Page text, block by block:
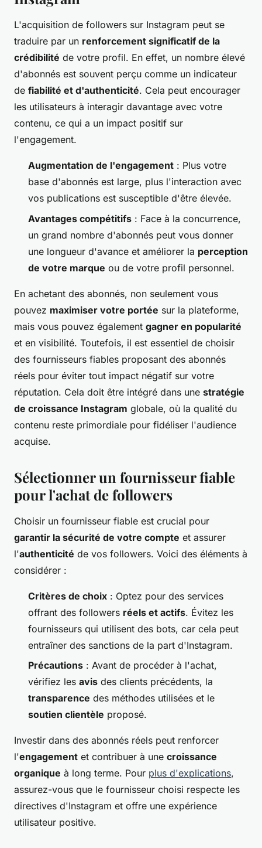
L'acquisition de followers sur Instagram peut se
traduire par un renforcement significatif de la
crédibilité de votre profil. En effet, un nombre élevé
d'abonnés est souvent perçu comme un indicateur
de fiabilité et d'authenticité. Cela peut encourager
les utilisateurs à interagir davantage avec votre
contenu, ce qui a un impact positif sur
l'engagement.
Augmentation de l'engagement : Plus votre
base d'abonnés est large, plus l'interaction avec
vos publications est susceptible d'être élevée.
Avantages compétitifs : Face à la concurrence,
un grand nombre d'abonnés peut vous donner
une longueur d'avance et améliorer la perception
de votre marque ou de votre profil personnel.
En achetant des abonnés, non seulement vous
pouvez maximiser votre portée sur la plateforme,
mais vous pouvez également gagner en popularité
et en visibilité. Toutefois, il est essentiel de choisir
des fournisseurs fiables proposant des abonnés
réels pour éviter tout impact négatif sur votre
réputation. Cela doit être intégré dans une stratégie
de croissance Instagram globale, où la qualité du
contenu reste primordiale pour fidéliser l'audience
acquise.
Sélectionner un fournisseur fiable
pour l'achat de followers
Choisir un fournisseur fiable est crucial pour
garantir la sécurité de votre compte et assurer
l'authenticité de vos followers. Voici des éléments à
considérer :
Critères de choix : Optez pour des services
offrant des followers réels et actifs. Évitez les
fournisseurs qui utilisent des bots, car cela peut
entraîner des sanctions de la part d'Instagram.
Précautions : Avant de procéder à l'achat,
vérifiez les avis des clients précédents, la
transparence des méthodes utilisées et le
soutien clientèle proposé.
Investir dans des abonnés réels peut renforcer
l'engagement et contribuer à une croissance
organique à long terme. Pour plus d'explications,
assurez-vous que le fournisseur choisi respecte les
directives d'Instagram et offre une expérience
utilisateur positive.